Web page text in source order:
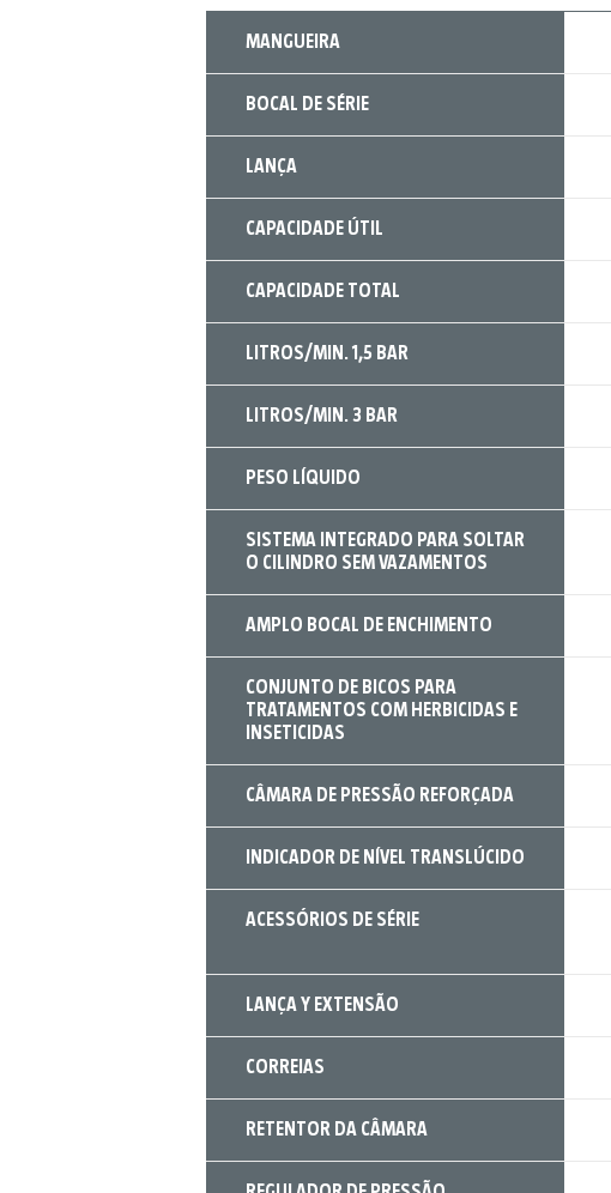
MANGUEIRA
BOCAL DE SÉRIE
LANÇA
CAPACIDADE ÚTIL
CAPACIDADE TOTAL
LITROS/MIN. 1,5 BAR
LITROS/MIN. 3 BAR
PESO LÍQUIDO
SISTEMA INTEGRADO PARA SOLTAR
O CILINDRO SEM VAZAMENTOS
AMPLO BOCAL DE ENCHIMENTO
CONJUNTO DE BICOS PARA
TRATAMENTOS COM HERBICIDAS E
INSETICIDAS
CÂMARA DE PRESSÃO REFORÇADA
INDICADOR DE NÍVEL TRANSLÚCIDO
ACESSÓRIOS DE SÉRIE
LANÇA Y EXTENSÃO
CORREIAS
RETENTOR DA CÂMARA